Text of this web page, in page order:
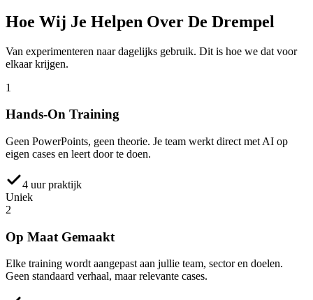
Hoe Wij Je Helpen Over De Drempel
Van experimenteren naar dagelijks gebruik. Dit is hoe we dat voor
elkaar krijgen.
1
Hands-On Training
Geen PowerPoints, geen theorie. Je team werkt direct met AI op
eigen cases en leert door te doen.
4 uur praktijk
Uniek
2
Op Maat Gemaakt
Elke training wordt aangepast aan jullie team, sector en doelen.
Geen standaard verhaal, maar relevante cases.